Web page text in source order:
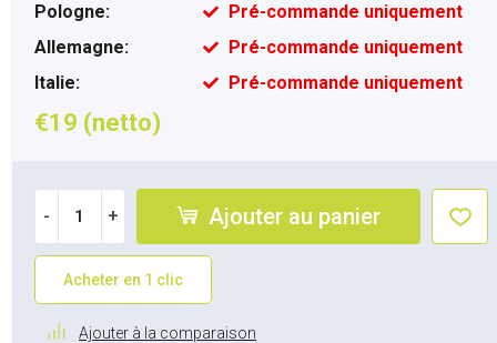
Pologne:
Pré-commande uniquement
Allemagne:
Pré-commande uniquement
Italie:
Pré-commande uniquement
€19 (netto)
- + Ajouter au panier
Acheter en 1 clic
Ajouter à la comparaison